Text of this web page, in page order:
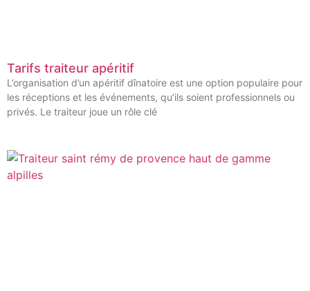
Tarifs traiteur apéritif
L’organisation d’un apéritif dînatoire est une option populaire pour
les réceptions et les événements, qu’ils soient professionnels ou
privés. Le traiteur joue un rôle clé